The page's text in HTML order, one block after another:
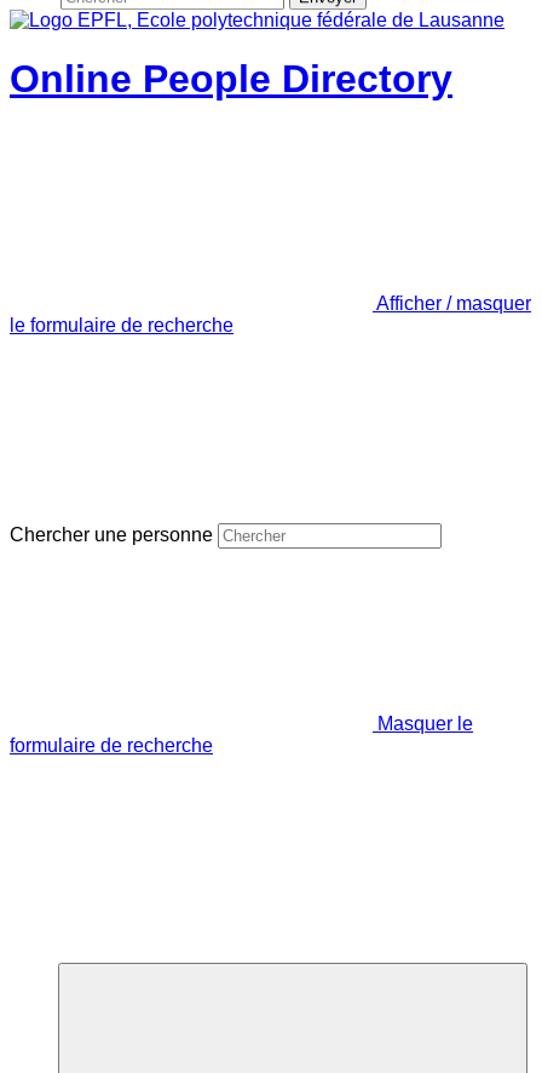
Online People Directory
Afficher / masquer
le formulaire de recherche
Chercher une personne
Masquer le
formulaire de recherche